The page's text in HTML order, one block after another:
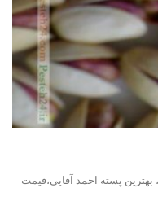
پسته احمد آقایی،قیمت